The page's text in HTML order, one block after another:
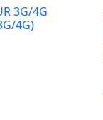
3G/4G
4G)